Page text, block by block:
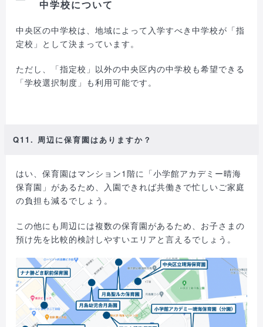
中学校について
中央区の中学校は、地域によって入学すべき中学校が「指
定校」として決まっています。
ただし、「指定校」以外の中央区内の中学校も希望できる
「学校選択制度」も利用可能です。
Q11. 周辺に保育園はありますか？
はい、保育園はマンション1階に「小学館アカデミー晴海
保育園」があるため、入園できれば共働きで忙しいご家庭
の負担も減るでしょう。
この他にも周辺には複数の保育園があるため、お子さまの
預け先を比較的検討しやすいエリアと言えるでしょう。